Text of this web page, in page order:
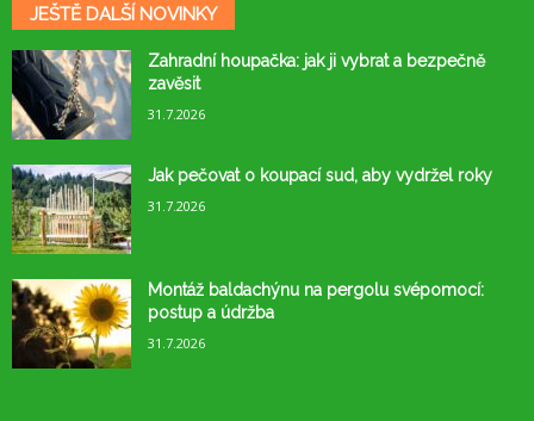
JEŠTĚ DALŠÍ NOVINKY
Zahradní houpačka: jak ji vybrat a bezpečně
zavěsit
31.7.2026
Jak pečovat o koupací sud, aby vydržel roky
31.7.2026
Montáž baldachýnu na pergolu svépomocí:
postup a údržba
31.7.2026